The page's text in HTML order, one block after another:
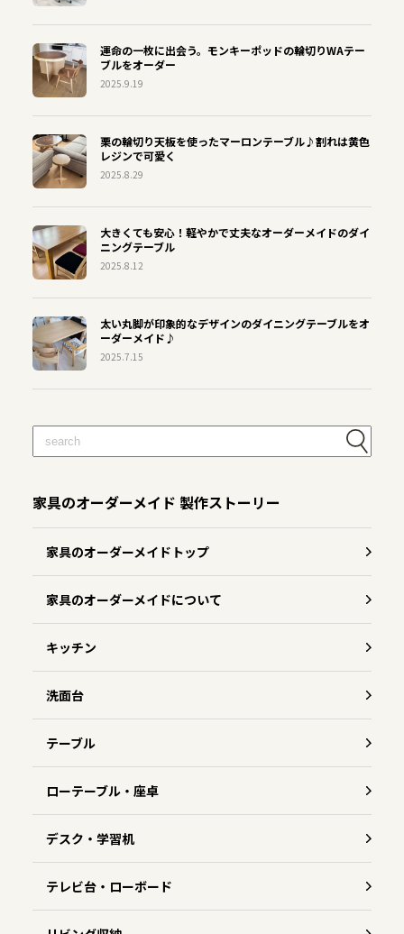
運命の一枚に出会う。モンキーポッドの輪切りWAテー
ブルをオーダー
2025.9.19
栗の輪切り天板を使ったマーロンテーブル♪割れは黄色
レジンで可愛く
2025.8.29
大きくても安心！軽やかで丈夫なオーダーメイドのダイ
ニングテーブル
2025.8.12
太い丸脚が印象的なデザインのダイニングテーブルをオ
ーダーメイド♪
2025.7.15
家具のオーダーメイド 製作ストーリー
家具のオーダーメイドトップ
家具のオーダーメイドについて
キッチン
洗面台
テーブル
ローテーブル・座卓
デスク・学習机
テレビ台・ローボード